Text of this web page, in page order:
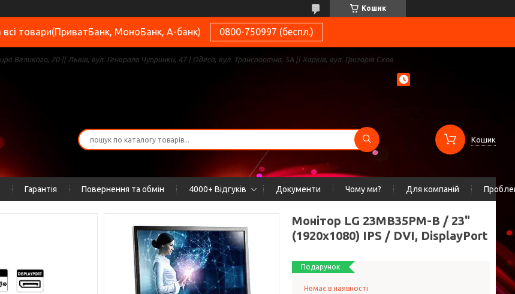
Кошик
товари(ПриватБанк, МоноБанк, А-банк) 0800-750997 (беспл.)
Великого, 20 || Львів, вул. Генерала Чупринки, 47 | Одеса, вул. Транспортна, 5А || Харків, вул. Григорія Сков
Кошик
Гарантія Повернення та обмін 4000+ Відгуків Документи Чому ми? Для компаній
Монітор LG 23MB35PM-B / 23"
(1920x1080) IPS / DVI, DisplayPort
Подарунок
Немає в наявності